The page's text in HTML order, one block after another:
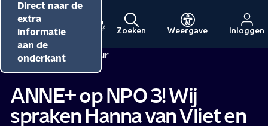
Direct naar de
inhoud
Direct naar de
hoofdnavigatie
Direct naar de
extra
informatie
aan de
onderkant
Menu
Naar
de
NPO
beginpagina
NPO
Cultuur
Zoeken Weergave Inloggen
Redactie NPO Cultuur
ANNE+ op NPO 3! Wij
spraken Hanna van Vliet en